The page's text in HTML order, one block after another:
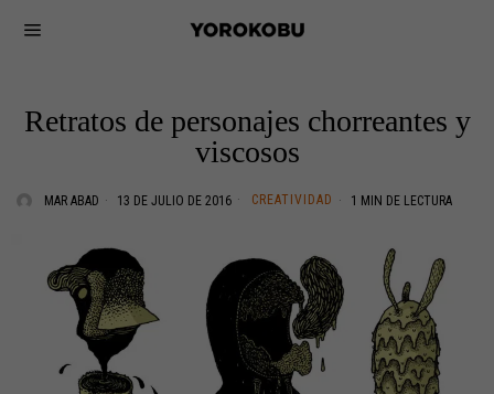
Retratos de personajes chorreantes y
viscosos
MAR ABAD 13 DE JULIO DE 2016 CREATIVIDAD 1 MIN DE LECTURA